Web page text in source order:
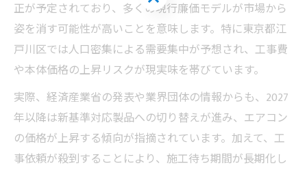
正が予定されており、多くの現行廉価モデルが市場から
姿を消す可能性が高いことを意味します。特に東京都江
戸川区では人口密集による需要集中が予想され、工事費
や本体価格の上昇リスクが現実味を帯びています。
実際、経済産業省の発表や業界団体の情報からも、2027
年以降は新基準対応製品への切り替えが進み、エアコン
の価格が上昇する傾向が指摘されています。加えて、工
事依頼が殺到することにより、施工待ち期間が長期化し